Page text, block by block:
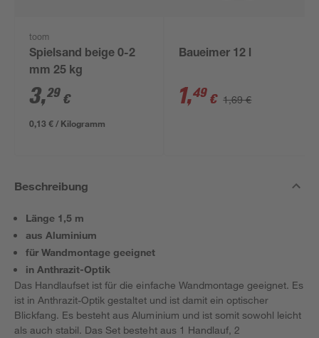
toom
Spielsand beige 0-2
mm 25 kg
3,29 €
0,13 € / Kilogramm
Baueimer 12 l
1,49 € 1,69 €
Beschreibung
Länge 1,5 m
aus Aluminium
für Wandmontage geeignet
in Anthrazit-Optik
Das Handlaufset ist für die einfache Wandmontage geeignet. Es
ist in Anthrazit-Optik gestaltet und ist damit ein optischer
Blickfang. Es besteht aus Aluminium und ist somit sowohl leicht
als auch stabil. Das Set besteht aus 1 Handlauf, 2